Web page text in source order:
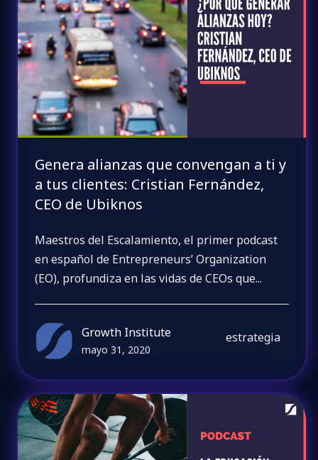
Genera alianzas que convengan a ti y
a tus clientes: Cristian Fernández,
CEO de Ubiknos
Maestros del Escalamiento, el primer podcast
en español de Entrepreneurs’ Organization
(EO), profundiza en las vidas de CEOs que...
Growth Institute
mayo 31, 2020
estrategia